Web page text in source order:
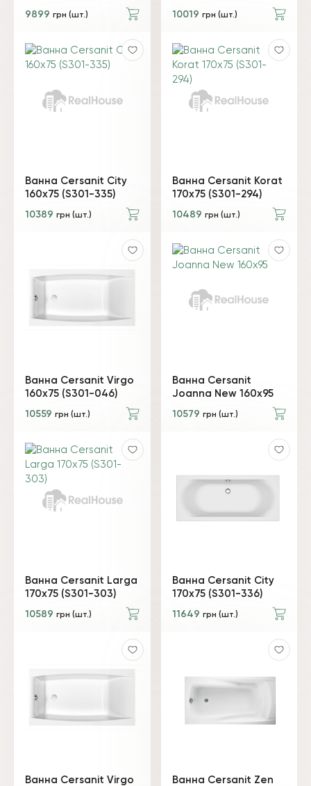
9899 грн (шт.) 10019 грн (шт.)
Ванна Cersanit City
160x75 (S301-335)
10389 грн (шт.)
Ванна Cersanit Korat
170x75 (S301-294)
10489 грн (шт.)
Ванна Cersanit Virgo
160x75 (S301-046)
10559 грн (шт.)
Ванна Cersanit
Joanna New 160x95
10579 грн (шт.)
Ванна Cersanit Larga
170x75 (S301-303)
10589 грн (шт.)
Ванна Cersanit City
170x75 (S301-336)
11649 грн (шт.)
Ванна Cersanit Virgo
Ванна Cersanit Zen